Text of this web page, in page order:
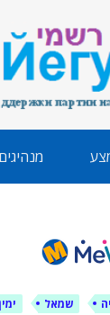
מנהיגים
שמאל